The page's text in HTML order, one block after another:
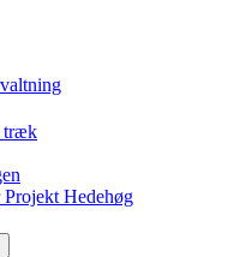
træk
Hedehøg